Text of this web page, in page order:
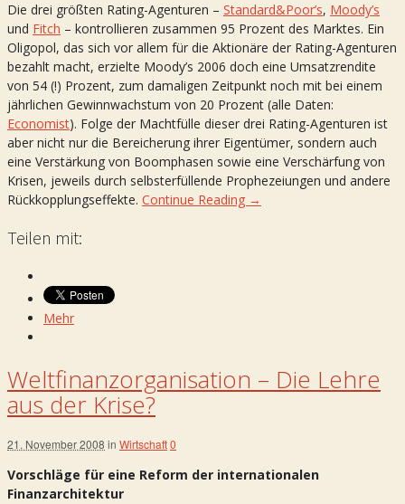
Die drei größten Rating-Agenturen – Standard&Poor’s, Moody’s
und Fitch – kontrollieren zusammen 95 Prozent des Marktes. Ein
Oligopol, das sich vor allem für die Aktionäre der Rating-Agenturen
bezahlt macht, erzielte Moody’s 2006 doch eine Umsatzrendite
von 54 (!) Prozent, zum damaligen Zeitpunkt noch mit bei einem
jährlichen Gewinnwachstum von 20 Prozent (alle Daten:
Economist). Folge der Machtfülle dieser drei Rating-Agenturen ist
aber nicht nur die Bereicherung ihrer Eigentümer, sondern auch
eine Verstärkung von Boomphasen sowie eine Verschärfung von
Krisen, jeweils durch selbsterfüllende Prophezeiungen und andere
Rückkopplungseffekte. Continue Reading →
Teilen mit:
Mehr
Weltfinanzorganisation – Die Lehre
aus der Krise?
21. November 2008 in Wirtschaft0
Vorschläge für eine Reform der internationalen
Finanzarchitektur